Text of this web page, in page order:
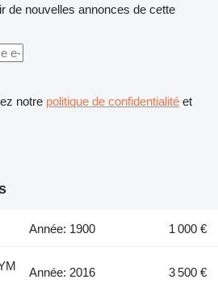
de nouvelles annonces de cette
notre politique de confidentialité et
Année: 1900 1 000 €
Année: 2016 3 500 €